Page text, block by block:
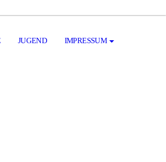
JUGEND IMPRESSUM